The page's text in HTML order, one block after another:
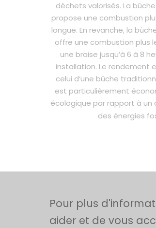
déchets valorisés. La
propose une combustion
longue. En revanche, la
offre une combustion plus
une braise jusqu’à 6 à 8
installation. Le rendement
celui d’une bûche
est particulièrement
écologique par rapport à
des énergies
Pour plus
aider et de vous